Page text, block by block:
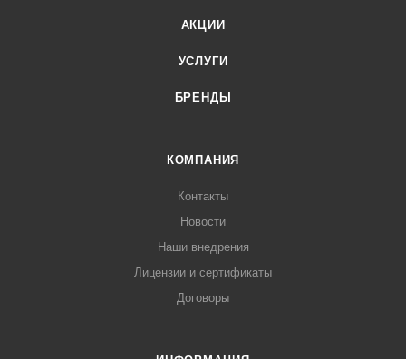
АКЦИИ
УСЛУГИ
БРЕНДЫ
КОМПАНИЯ
Контакты
Новости
Наши внедрения
Лицензии и сертификаты
Договоры